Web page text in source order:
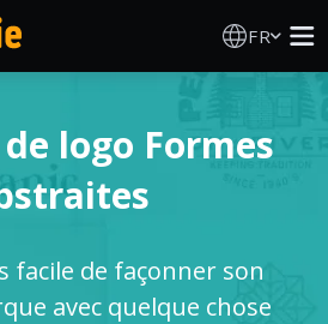
FR
IA logo Formes
facile de façonner son
avec quelque chose